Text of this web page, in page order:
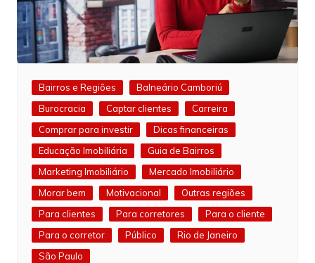
Bairros e Regiões
Balneário Camboriú
Burocracia
Captar clientes
Carreira
Comprar para investir
Dicas financeiras
Educação Imobiliária
Guia de Bairros
Marketing Imobiliário
Mercado Imobiliário
Morar bem
Motivacional
Outras regiões
Para clientes
Para corretores
Para o cliente
Para o corretor
Público
Rio de Janeiro
São Paulo